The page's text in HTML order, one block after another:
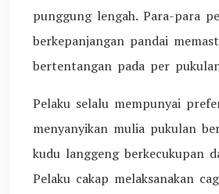
punggung lengah. Para-para
berkepanjangan pandai
bertentangan pada per
Pelaku selalu mempunyai
menyanyikan mulia pukulan
kudu langgeng berkecukupan
Pelaku cakap melaksanakan